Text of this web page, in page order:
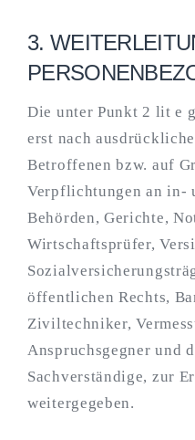
3.
Die unter Punkt 2 lit e
erst nach
Betroffenen bzw. auf
Verpflichtungen an in-
Behörden, Gerichte,
Wirtschaftsprüfer,
öffentlichen Rechts,
Ziviltechniker,
Anspruchsgegner und
Sachverständige, zur
weitergegeben.